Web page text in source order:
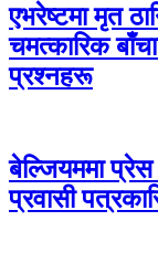
एभरेष्टमा मृत
चमत्कारिक
प्रश्नहरू
बेल्जियममा
प्रवासी